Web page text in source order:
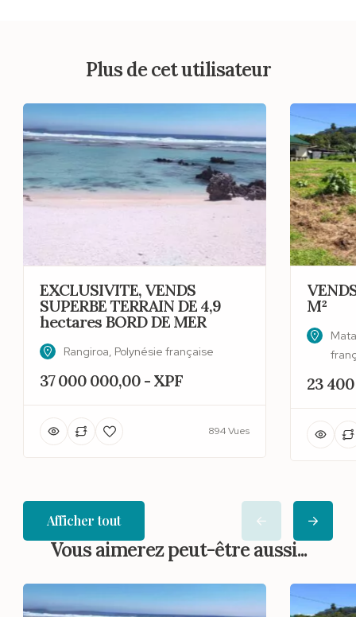
Plus de cet utilisateur
EXCLUSIVITE, VENDS
SUPERBE TERRAIN DE 4,9
hectares BORD DE MER
Rangiroa, Polynésie française
37 000 000,00 - XPF
894 Vues
M²
23
Afficher tout
Vous aimerez peut-être aussi...